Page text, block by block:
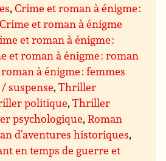
,Crime et roman à énigme :
Crime et roman à énigme
et roman à énigme :
et roman à énigme : roman
à énigme : femmes
suspense,Thriller
politique,Thriller
psychologique,Roman
d’aventures historiques,
en temps de guerre et